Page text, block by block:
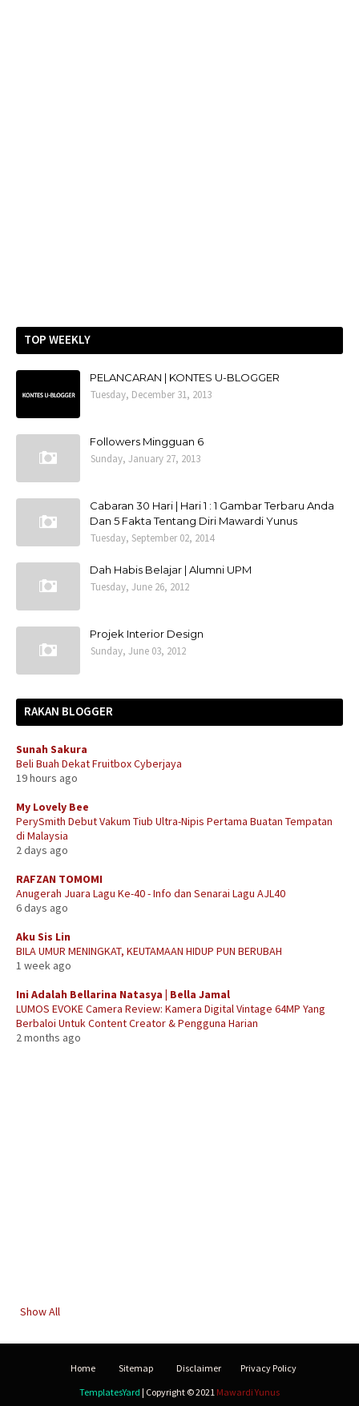
TOP WEEKLY
PELANCARAN | KONTES U-BLOGGER
Tuesday, December 31, 2013
Followers Mingguan 6
Sunday, January 27, 2013
Cabaran 30 Hari | Hari 1 : 1 Gambar Terbaru Anda
Dan 5 Fakta Tentang Diri Mawardi Yunus
Tuesday, September 02, 2014
Dah Habis Belajar | Alumni UPM
Tuesday, June 26, 2012
Projek Interior Design
Sunday, June 03, 2012
RAKAN BLOGGER
Sunah Sakura
Beli Buah Dekat Fruitbox Cyberjaya
19 hours ago
My Lovely Bee
PerySmith Debut Vakum Tiub Ultra-Nipis Pertama Buatan Tempatan
di Malaysia
2 days ago
RAFZAN TOMOMI
Anugerah Juara Lagu Ke-40 - Info dan Senarai Lagu AJL40
6 days ago
Aku Sis Lin
BILA UMUR MENINGKAT, KEUTAMAAN HIDUP PUN BERUBAH
1 week ago
Ini Adalah Bellarina Natasya | Bella Jamal
LUMOS EVOKE Camera Review: Kamera Digital Vintage 64MP Yang
Berbaloi Untuk Content Creator & Pengguna Harian
2 months ago
Show All
Home Sitemap Disclaimer
Privacy Policy
TemplatesYard | Copyright © 2021 Mawardi Yunus